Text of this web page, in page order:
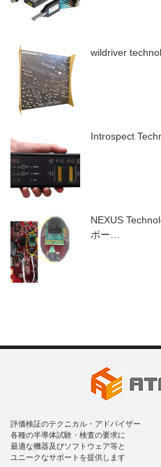
wildriver
Introspect
NEXUS
ポー…
評価検証のテクニカル・アドバイザー
各種の半導体試験・検査の要求に
最適な機器及びソフトウェア等と
ユニークなサポートを提供します